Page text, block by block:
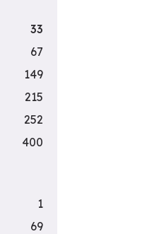
33
67
149
215
252
400
1
69